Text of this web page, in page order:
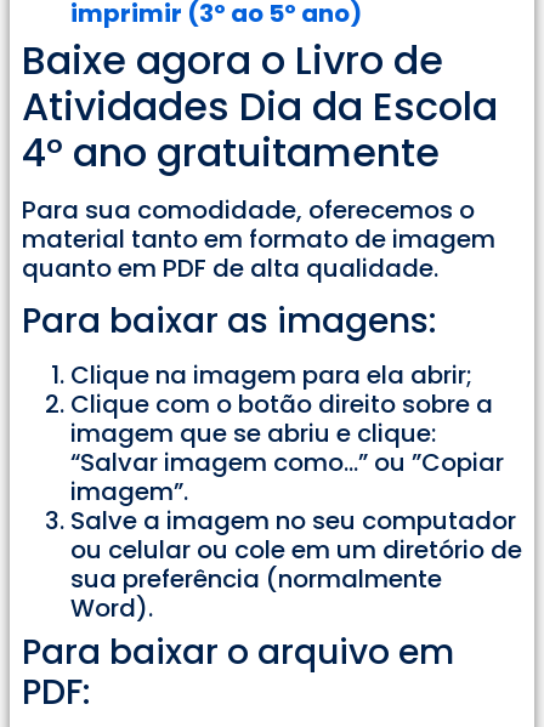
imprimir (3º ao 5º ano)
Baixe agora o Livro de
Atividades Dia da Escola
4° ano gratuitamente
Para sua comodidade, oferecemos o
material tanto em formato de imagem
quanto em PDF de alta qualidade.
Para baixar as imagens:
Clique na imagem para ela abrir;
Clique com o botão direito sobre a
imagem que se abriu e clique:
“Salvar imagem como…” ou ”Copiar
imagem”.
Salve a imagem no seu computador
ou celular ou cole em um diretório de
sua preferência (normalmente
Word).
Para baixar o arquivo em
PDF: